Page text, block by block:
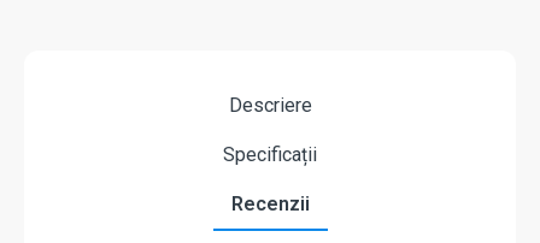
Descriere
Specificații
Recenzii